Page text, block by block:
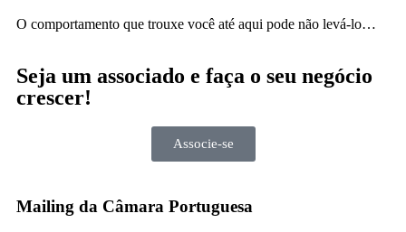
O comportamento que trouxe você até aqui pode não levá-lo…
Seja um associado e faça o seu negócio
crescer!
Associe-se
Mailing da Câmara Portuguesa